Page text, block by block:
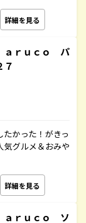
詳細を見る
ｒｕｃｏ パ
かった！がきっ
気グルメ＆おみや
詳細を見る
ｒｕｃｏ ソ